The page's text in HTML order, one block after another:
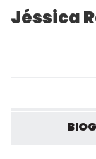
Jéssica